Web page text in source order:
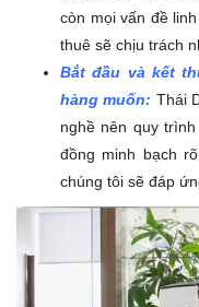
còn mọi vấn đề
thuê sẽ chịu trách
Bắt đầu và kết
hàng muốn: Thái
nghề nên quy
đồng minh bạch
chúng tôi sẽ đáp